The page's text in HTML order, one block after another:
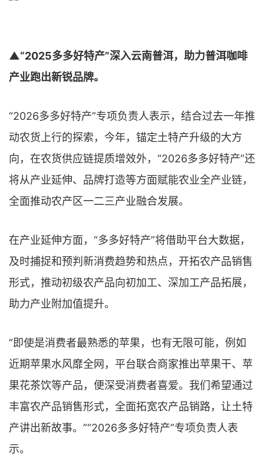
▲“2025多多好特产”深入云南普洱，助力普洱咖啡
产业跑出新锐品牌。
“2026多多好特产”专项负责人表示，结合过去一年推
动农货上行的探索，今年，锚定土特产升级的大方
向，在农货供应链提质增效外，“2026多多好特产”还
将从产业延伸、品牌打造等方面赋能农业全产业链，
全面推动农产区一二三产业融合发展。
在产业延伸方面，“多多好特产”将借助平台大数据，
及时捕捉和预判新消费趋势和热点，开拓农产品销售
形式，推动初级农产品向初加工、深加工产品拓展，
助力产业附加值提升。
“即使是消费者最熟悉的苹果，也有无限可能，例如
近期苹果水风靡全网，平台联合商家推出苹果干、苹
果花茶饮等产品，便深受消费者喜爱。我们希望通过
丰富农产品销售形式，全面拓宽农产品销路，让土特
产讲出新故事。”“2026多多好特产”专项负责人表
示。